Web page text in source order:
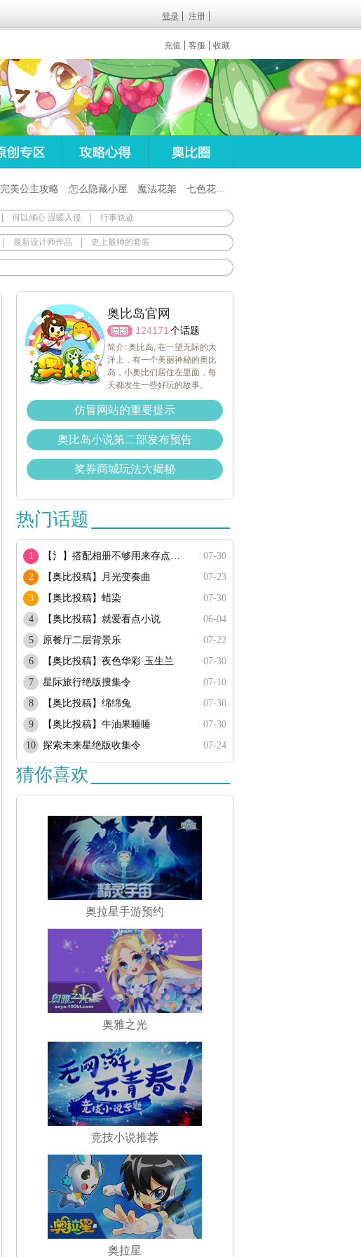
登录 注册
充值 客服 收藏
完美公主攻略 怎么隐藏小屋 魔法花架 七色花在哪
何以倾心 温暖入侵 行事轨迹
最新设计师作品 史上最帅的套装
奥比岛官网
124171 个话题
简介: 奥比岛, 在一望无际的大
洋上，有一个美丽神秘的奥比
岛，小奥比们居住在里面，每
天都发生一些好玩的故事。
仿冒网站的重要提示
奥比岛小说第二部发布预告
奖券商城玩法大揭秘
热门话题
1 【氵】搭配相册不够用来存点搭配
07-30
2
【奥比投稿】月光变奏曲
07-23
3
【奥比投稿】蜡染
07-30
4
【奥比投稿】就爱看点小说
06-04
5
原餐厅二层背景乐
07-22
6
【奥比投稿】夜色华彩·玉生兰
07-30
7
星际旅行绝版搜集令
07-10
8
【奥比投稿】绵绵兔
07-30
9
【奥比投稿】牛油果睡睡
07-30
10
探索未来星绝版收集令 07-24
猜你喜欢
奥拉星手游预约
奥雅之光
竞技小说推荐
奥拉星